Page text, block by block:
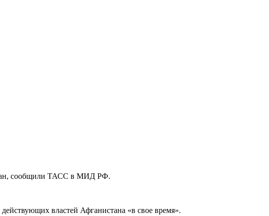
сообщили ТАСС в МИД РФ.
властей Афганистана «в свое время».